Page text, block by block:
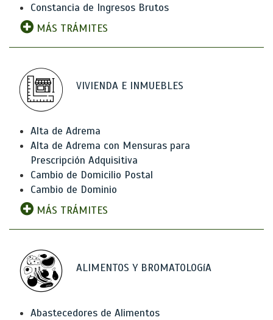
Constancia de Ingresos Brutos
MÁS TRÁMITES
VIVIENDA E INMUEBLES
Alta de Adrema
Alta de Adrema con Mensuras para
Prescripción Adquisitiva
Cambio de Domicilio Postal
Cambio de Dominio
MÁS TRÁMITES
ALIMENTOS Y BROMATOLOGíA
Abastecedores de Alimentos